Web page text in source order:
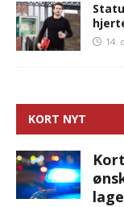
14.
KORT NYT